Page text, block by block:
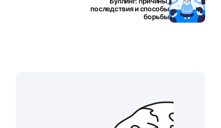
последствия и способы
борьбы